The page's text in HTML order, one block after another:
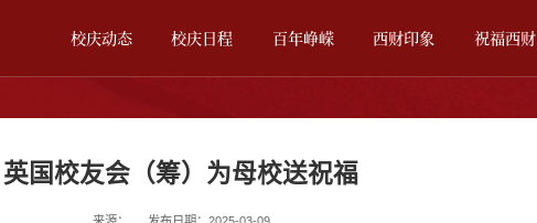
校庆动态 校庆日程 百年峥嵘 西财印象 祝福西财
英国校友会（筹）为母校送祝福